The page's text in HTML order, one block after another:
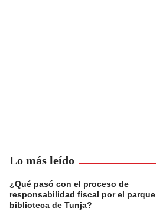
Lo más leído
¿Qué pasó con el proceso de
responsabilidad fiscal por el parque
biblioteca de Tunja?